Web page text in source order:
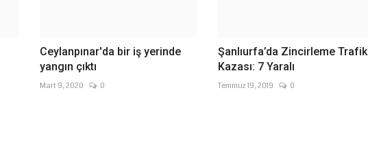
Ceylanpınar'da bir iş yerinde
yangın çıktı
Mart 9, 2020 0
Şanlıurfa’da Zincirleme Trafik
Kazası: 7 Yaralı
Temmuz 19, 2019 0